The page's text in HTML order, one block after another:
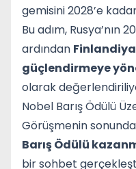
gemisini 2028’e
Bu adım, Rusya’nın
ardından
güçlendirmeye
olarak
Nobel Barış Ödülü
Görüşmenin sonunda
Barış Ödülü
bir sohbet